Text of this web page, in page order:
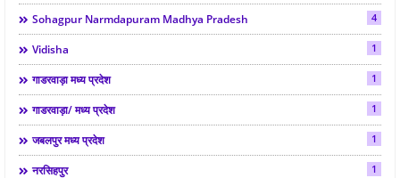
Sohagpur Narmdapuram Madhya Pradesh 4
Vidisha 1
गाडरवाड़ा मध्य प्रदेश 1
गाडरवाड़ा/ मध्य प्रदेश 1
जबलपुर मध्य प्रदेश 1
नरसिहपुर 1